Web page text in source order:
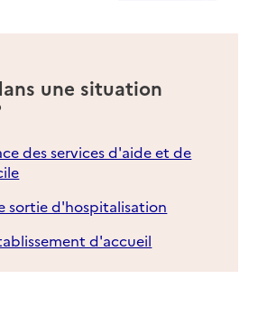
une situation
des services d'aide et de
sortie d'hospitalisation
d'accueil